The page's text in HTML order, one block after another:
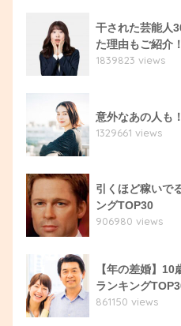
干された芸能人
た理由もご紹介！
1839823 views
意外なあの人も
1329661 views
引くほど稼いで
ングTOP30
906980 views
【年の差婚】
ランキング
861150 views